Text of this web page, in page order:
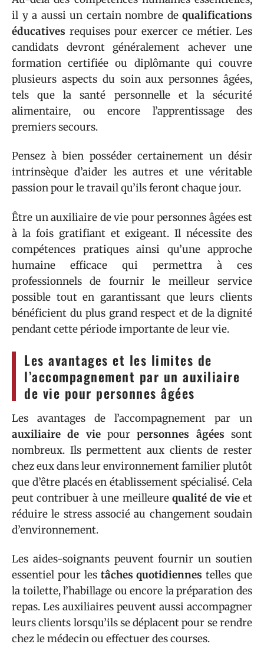
il y a aussi un certain nombre de qualifications
éducatives requises pour exercer ce métier. Les
candidats devront généralement achever une
formation certifiée ou diplômante qui couvre
plusieurs aspects du soin aux personnes âgées,
tels que la santé personnelle et la sécurité
alimentaire, ou encore l’apprentissage des
premiers secours.
Pensez à bien posséder certainement un désir
intrinsèque d’aider les autres et une véritable
passion pour le travail qu’ils feront chaque jour.
Être un auxiliaire de vie pour personnes âgées est
à la fois gratifiant et exigeant. Il nécessite des
compétences pratiques ainsi qu’une approche
humaine efficace qui permettra à ces
professionnels de fournir le meilleur service
possible tout en garantissant que leurs clients
bénéficient du plus grand respect et de la dignité
pendant cette période importante de leur vie.
Les avantages et les limites de
l’accompagnement par un auxiliaire
de vie pour personnes âgées
Les avantages de l’accompagnement par un
auxiliaire de viepourpersonnes âgées sont
nombreux. Ils permettent aux clients de rester
chez eux dans leur environnement familier plutôt
que d’être placés en établissement spécialisé. Cela
peut contribuer à une meilleure qualité de vieet
réduire le stress associé au changement soudain
d’environnement.
Les aides-soignants peuvent fournir un soutien
essentiel pour les tâches quotidiennes telles que
la toilette, l’habillage ou encore la préparation des
repas. Les auxiliaires peuvent aussi accompagner
leurs clients lorsqu’ils se déplacent pour se rendre
chez le médecin ou effectuer des courses.